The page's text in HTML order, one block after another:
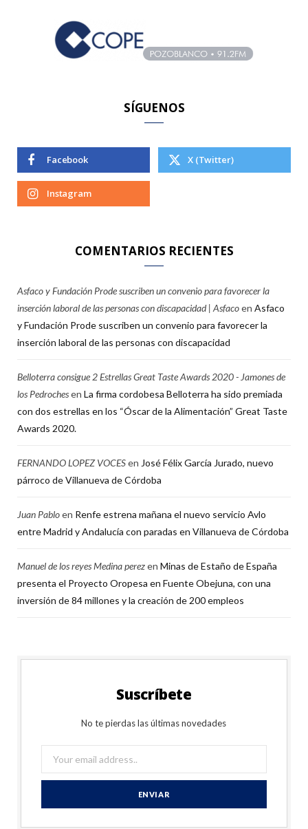
SÍGUENOS
Facebook X (Twitter)
Instagram
COMENTARIOS RECIENTES
Asfaco y Fundación Prode suscriben un convenio para favorecer la
inserción laboral de las personas con discapacidad | Asfacoen Asfaco
y Fundación Prode suscriben un convenio para favorecer la
inserción laboral de las personas con discapacidad
Belloterra consigue 2 Estrellas Great Taste Awards 2020 - Jamones de
los Pedrochesen La firma cordobesa Belloterra ha sido premiada
con dos estrellas en los “Óscar de la Alimentación” Great Taste
Awards 2020.
FERNANDO LOPEZ VOCESen José Félix García Jurado, nuevo
párroco de Villanueva de Córdoba
Juan Pabloen Renfe estrena mañana el nuevo servicio Avlo
entre Madrid y Andalucía con paradas en Villanueva de Córdoba
Manuel de los reyes Medina perezen Minas de Estaño de España
presenta el Proyecto Oropesa en Fuente Obejuna, con una
inversión de 84 millones y la creación de 200 empleos
Suscríbete
No te pierdas las últimas novedades